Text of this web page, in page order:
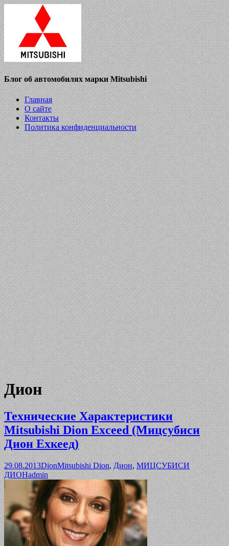
Блог об автомобилях марки Mitsubishi
Главная
О сайте
Контакты
Политика конфиденциальности
Дион
Технические Характеристики
Mitsubishi Dion Exceed (Мицсубиси
Дион Еxкеед)
29.08.2013DionMitsubishi Dion, Дион, МИЦСУБИСИ
ДИОНadmin